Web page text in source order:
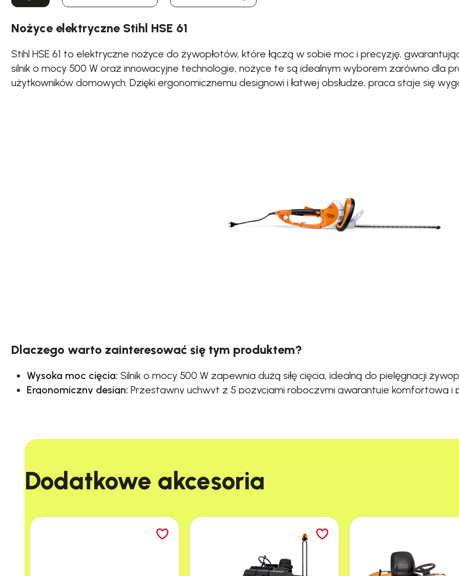
Nożyce elektryczne Stihl HSE 61
Stihl HSE 61 to elektryczne nożyce do żywopłotów, które łączą w sobie moc i precyzję,
silnik o mocy 500 W oraz innowacyjne technologie, nożyce te są idealnym wyborem zarówno dla
użytkowników domowych. Dzięki ergonomicznemu designowi i łatwej obsłudze, praca staje się
Dlaczego warto zainteresować się tym produktem?
Wysoka moc cięcia: Silnik o mocy 500 W zapewnia dużą siłę cięcia, idealną do pielęgnacji
Ergonomiczny design: Przestawny uchwyt z 5 pozycjami roboczymi gwarantuje komfortową i
Nowoczesna technologia tnąca
Noże nożyc Stihl HSE 61 są wykonywane techniką laserową i szlifowane tarczami diamentowymi,
Obrotowy uchwyt wielofunkcyjny
Ergonomiczny obrotowy uchwyt wielofunkcyjny umożliwia precyzyjną i wygodną pracę podczas
Uchwyt można obracać o 90° w lewo i w prawo, co czyni go odpowiednim zarówno dla osób
Dodatkowe akcesoria​